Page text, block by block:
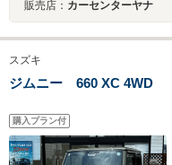
販売店： カーセンターヤナ
スズキ
ジムニー 660 XC 4WD
購入プラン付